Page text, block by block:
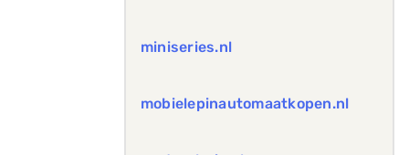
miniseries.nl
mobielepinautomaatkopen.nl